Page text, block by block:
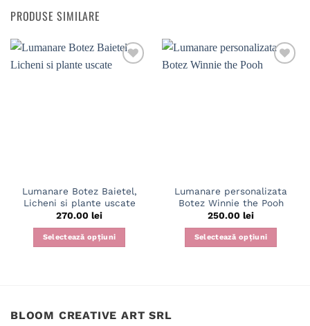
PRODUSE SIMILARE
Lumanare Botez Baietel,
Licheni si plante uscate
270.00 lei
Selectează opțiuni
Lumanare personalizata
Botez Winnie the Pooh
250.00 lei
Selectează opțiuni
BLOOM CREATIVE ART SRL